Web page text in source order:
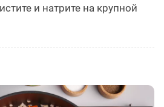
и натрите на крупной